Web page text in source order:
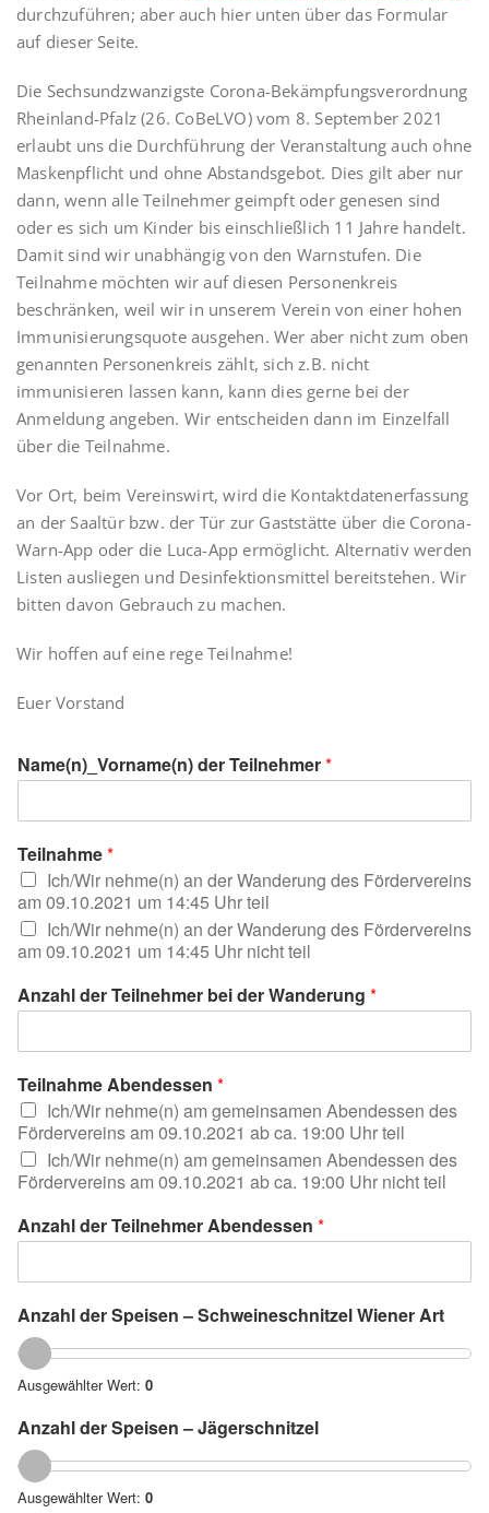
durchzuführen; aber auch hier unten über das Formular
auf dieser Seite.
Die Sechsundzwanzigste Corona-Bekämpfungsverordnung
Rheinland-Pfalz (26. CoBeLVO) vom 8. September 2021
erlaubt uns die Durchführung der Veranstaltung auch ohne
Maskenpflicht und ohne Abstandsgebot. Dies gilt aber nur
dann, wenn alle Teilnehmer geimpft oder genesen sind
oder es sich um Kinder bis einschließlich 11 Jahre handelt.
Damit sind wir unabhängig von den Warnstufen. Die
Teilnahme möchten wir auf diesen Personenkreis
beschränken, weil wir in unserem Verein von einer hohen
Immunisierungsquote ausgehen. Wer aber nicht zum oben
genannten Personenkreis zählt, sich z.B. nicht
immunisieren lassen kann, kann dies gerne bei der
Anmeldung angeben. Wir entscheiden dann im Einzelfall
über die Teilnahme.
Vor Ort, beim Vereinswirt, wird die Kontaktdatenerfassung
an der Saaltür bzw. der Tür zur Gaststätte über die Corona-
Warn-App oder die Luca-App ermöglicht. Alternativ werden
Listen ausliegen und Desinfektionsmittel bereitstehen. Wir
bitten davon Gebrauch zu machen.
Wir hoffen auf eine rege Teilnahme!
Euer Vorstand
Name(n)_Vorname(n) der Teilnehmer*
Teilnahme*
Ich/Wir nehme(n) an der Wanderung des Fördervereins
am 09.10.2021 um 14:45 Uhr teil
Ich/Wir nehme(n) an der Wanderung des Fördervereins
am 09.10.2021 um 14:45 Uhr nicht teil
Anzahl der Teilnehmer bei der Wanderung *
Teilnahme Abendessen *
Ich/Wir nehme(n) am gemeinsamen Abendessen des
Fördervereins am 09.10.2021 ab ca. 19:00 Uhr teil
Ich/Wir nehme(n) am gemeinsamen Abendessen des
Fördervereins am 09.10.2021 ab ca. 19:00 Uhr nicht teil
Anzahl der Teilnehmer Abendessen *
Anzahl der Speisen – Schweineschnitzel Wiener Art
Ausgewählter Wert: 0
Anzahl der Speisen – Jägerschnitzel
Ausgewählter Wert: 0